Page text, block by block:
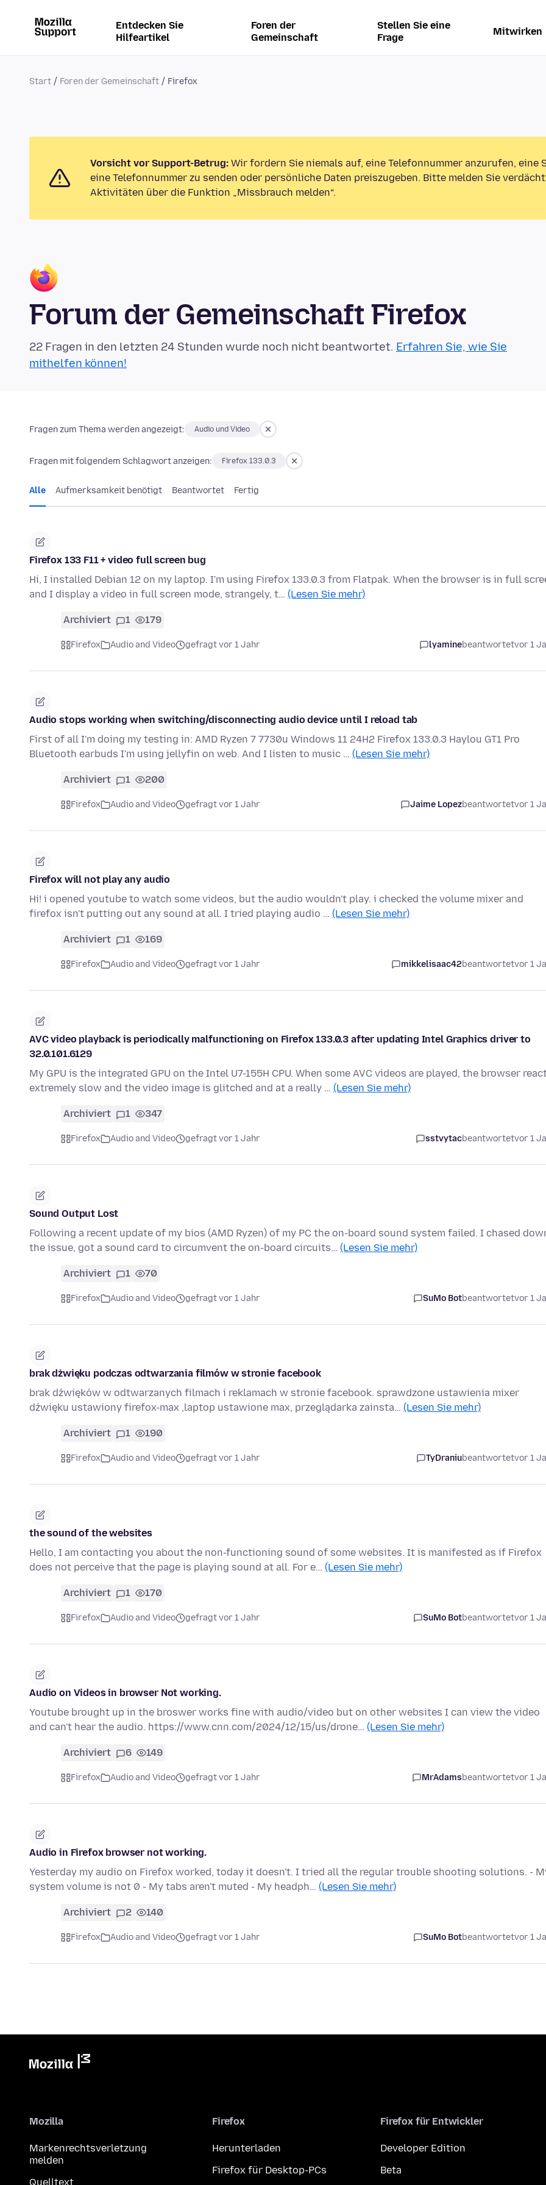
Entdecken Sie
Hilfeartikel
Foren der
Gemeinschaft
Stellen Sie eine
Frage
Mitwirken
Start Foren der Gemeinschaft Firefox
Vorsicht vor Support-Betrug: Wir fordern Sie niemals auf, eine Telefonnummer anzurufen, eine
eine Telefonnummer zu senden oder persönliche Daten preiszugeben. Bitte melden Sie
Aktivitäten über die Funktion „Missbrauch melden“.
Forum der Gemeinschaft Firefox
22 Fragen in den letzten 24 Stunden wurde noch nicht beantwortet. Erfahren Sie, wie Sie
mithelfen können!
Fragen zum Thema werden angezeigt: Audio und Video
Fragen mit folgendem Schlagwort anzeigen: Firefox 133.0.3
Alle Aufmerksamkeit benötigt Beantwortet Fertig
Firefox 133 F11 + video full screen bug
Hi, I installed Debian 12 on my laptop. I'm using Firefox 133.0.3 from Flatpak. When the browser is in full
and I display a video in full screen mode, strangely, t… (Lesen Sie mehr)
Archiviert 1 179
Firefox Audio and Video gefragt vor 1 Jahr lyaminebeantwortetvor 1
Audio stops working when switching/disconnecting audio device until I reload tab
First of all I'm doing my testing in: AMD Ryzen 7 7730u Windows 11 24H2 Firefox 133.0.3 Haylou GT1 Pro
Bluetooth earbuds I'm using jellyfin on web. And I listen to music … (Lesen Sie mehr)
Archiviert 1 200
Firefox Audio and Video gefragt vor 1 Jahr Jaime Lopezbeantwortetvor 1
Firefox will not play any audio
Hi! i opened youtube to watch some videos, but the audio wouldn't play. i checked the volume mixer and
firefox isn't putting out any sound at all. I tried playing audio … (Lesen Sie mehr)
Archiviert 1 169
Firefox Audio and Video gefragt vor 1 Jahr mikkelisaac42beantwortetvor 1
AVC video playback is periodically malfunctioning on Firefox 133.0.3 after updating Intel Graphics driver to
32.0.101.6129
My GPU is the integrated GPU on the Intel U7-155H CPU. When some AVC videos are played, the browser
extremely slow and the video image is glitched and at a really … (Lesen Sie mehr)
Archiviert 1 347
Firefox Audio and Video gefragt vor 1 Jahr sstvytacbeantwortetvor 1
Sound Output Lost
Following a recent update of my bios (AMD Ryzen) of my PC the on-board sound system failed. I chased
the issue, got a sound card to circumvent the on-board circuits… (Lesen Sie mehr)
Archiviert 1 70
Firefox Audio and Video gefragt vor 1 Jahr SuMo Botbeantwortetvor 1
brak dżwięku podczas odtwarzania filmów w stronie facebook
brak dźwięków w odtwarzanych filmach i reklamach w stronie facebook. sprawdzone ustawienia mixer
dźwięku ustawiony firefox-max ,laptop ustawione max, przeglądarka zainsta… (Lesen Sie mehr)
Archiviert 1 190
Firefox Audio and Video gefragt vor 1 Jahr TyDraniubeantwortetvor 1
the sound of the websites
Hello, I am contacting you about the non-functioning sound of some websites. It is manifested as if Firefox
does not perceive that the page is playing sound at all. For e… (Lesen Sie mehr)
Archiviert 1 170
Firefox Audio and Video gefragt vor 1 Jahr SuMo Botbeantwortetvor 1
Audio on Videos in browser Not working.
Youtube brought up in the broswer works fine with audio/video but on other websites I can view the video
and can't hear the audio. https://www.cnn.com/2024/12/15/us/drone… (Lesen Sie mehr)
Archiviert 6 149
Firefox Audio and Video gefragt vor 1 Jahr MrAdamsbeantwortetvor 1
Audio in Firefox browser not working.
Yesterday my audio on Firefox worked, today it doesn't. I tried all the regular trouble shooting solutions. -
system volume is not 0 - My tabs aren't muted - My headph… (Lesen Sie mehr)
Archiviert 2 140
Firefox Audio and Video gefragt vor 1 Jahr SuMo Botbeantwortetvor 1
Mozilla
Markenrechtsverletzung
melden
Quelltext
Firefox
Herunterladen
Firefox für Desktop-PCs
Firefox für Entwickler
Developer Edition
Beta